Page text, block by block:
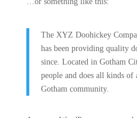
The XYZ Doohickey
has been providing quality
since. Located in Gotham
people and does all kinds of
Gotham community.